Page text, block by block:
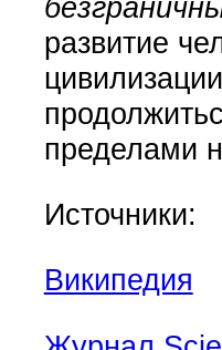
развитие
пределами
Источники:
Википедия